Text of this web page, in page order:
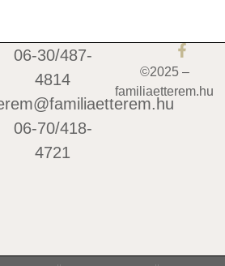
06-30/487-
4814
06-70/418-
4721
©2025 –
familiaetterem.hu